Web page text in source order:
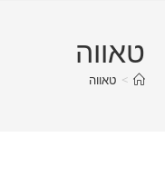
טאווה
> טאווה